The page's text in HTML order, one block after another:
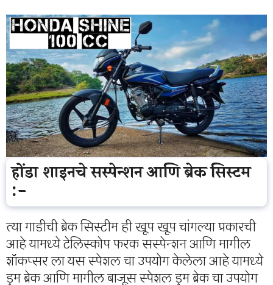
होंडा शाइनचे सस्पेन्शन आणि ब्रेक सिस्टम
:-
त्या गाडीची ब्रेक सिस्टीम ही खूप खूप चांगल्या प्रकारची
आहे यामध्ये टेलिस्कोप फरक सस्पेन्शन आणि मागील
शॉकप्सर ला यस स्पेशल चा उपयोग केलेला आहे यामध्ये
ड्रम ब्रेक आणि मागील बाजूस स्पेशल ड्रम ब्रेक चा उपयोग